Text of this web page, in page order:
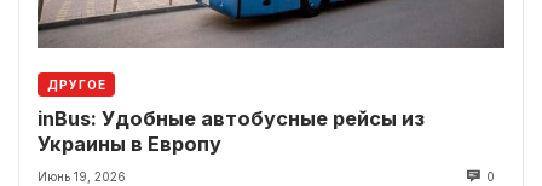
ДРУГОЕ
inBus: Удобные автобусные рейсы из
Украины в Европу
Июнь 19, 2026 0